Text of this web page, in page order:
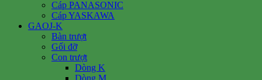
Cáp PANASONIC
Cáp YASKAWA
GAOJ-K
Bàn trượt
Gối đỡ
Con trượt
Dòng K
Dòng M